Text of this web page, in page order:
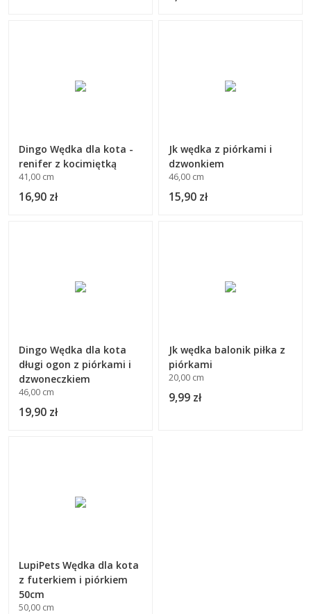
Dingo Wędka dla kota -
renifer z kocimiętką
41,00 cm
16,90 zł
Jk wędka z piórkami i
dzwonkiem
46,00 cm
15,90 zł
Dingo Wędka dla kota
długi ogon z piórkami i
dzwoneczkiem
46,00 cm
19,90 zł
Jk wędka balonik piłka z
piórkami
20,00 cm
9,99 zł
LupiPets Wędka dla kota
z futerkiem i piórkiem
50cm
50,00 cm